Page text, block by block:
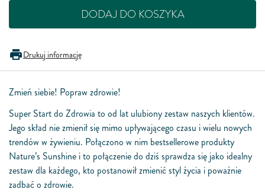
DODAJ DO KOSZYKA
Drukuj informację
Zmień siebie! Popraw zdrowie!
Super Start do Zdrowia to od lat ulubiony zestaw naszych klientów.
Jego skład nie zmienił się mimo upływającego czasu i wielu nowych
trendów w żywieniu. Połączono w nim bestsellerowe produkty
Nature’s Sunshine i to połączenie do dziś sprawdza się jako idealny
zestaw dla każdego, kto postanowił zmienić styl życia i poważnie
zadbać o zdrowie.